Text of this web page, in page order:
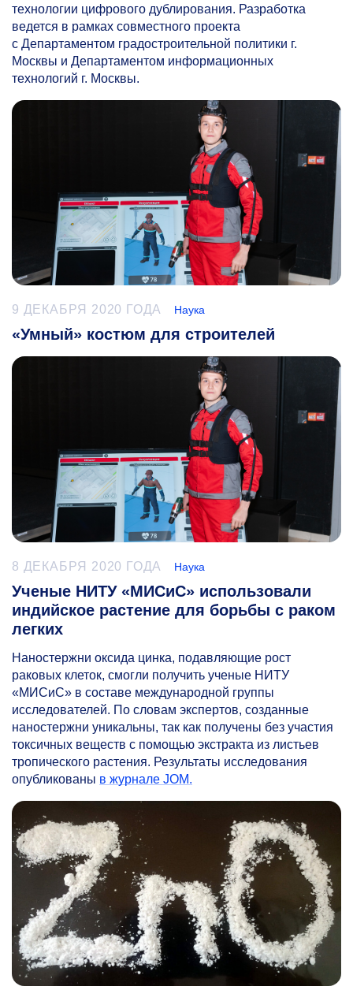
технологии цифрового дублирования. Разработка
ведется в рамках совместного проекта
с Департаментом градостроительной политики г.
Москвы и Департаментом информационных
технологий г. Москвы.
9 ДЕКАБРЯ 2020 ГОДА Наука
«Умный» костюм для строителей
8 ДЕКАБРЯ 2020 ГОДА Наука
Ученые НИТУ «МИСиС» использовали
индийское растение для борьбы с раком
легких
Наностержни оксида цинка, подавляющие рост
раковых клеток, смогли получить ученые НИТУ
«МИСиС» в составе международной группы
исследователей. По словам экспертов, созданные
наностержни уникальны, так как получены без участия
токсичных веществ с помощью экстракта из листьев
тропического растения. Результаты исследования
опубликованы в журнале JOM.